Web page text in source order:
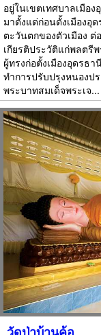
อยู่ในเขตเทศบาลเมือ
มาตั้งแต่ก่อนตั้งเมืองอุ
ตะวันตกของตัวเมือง ต่
เกียรติประวัติแก่พลตรี
ผู้ทรงก่อตั้งเมืองอุดรธ
ทำการปรับปรุงหนองป
พระบาทสมเด็จพระเจ...
วัดป่าบ้านค้อ